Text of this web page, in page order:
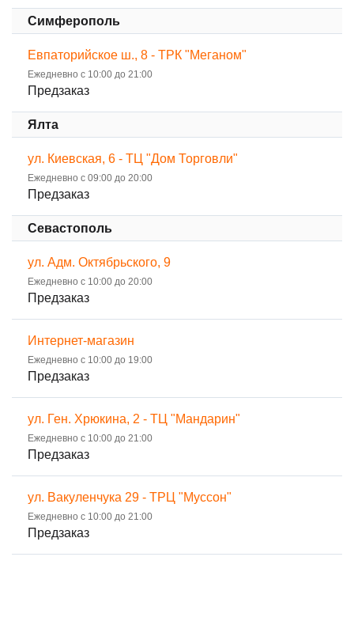
Симферополь
Евпаторийское ш., 8 - ТРК "Меганом"
Ежедневно с 10:00 до 21:00
Предзаказ
Ялта
ул. Киевская, 6 - ТЦ "Дом Торговли"
Ежедневно с 09:00 до 20:00
Предзаказ
Севастополь
ул. Адм. Октябрьского, 9
Ежедневно с 10:00 до 20:00
Предзаказ
Интернет-магазин
Ежедневно с 10:00 до 19:00
Предзаказ
ул. Ген. Хрюкина, 2 - ТЦ "Мандарин"
Ежедневно с 10:00 до 21:00
Предзаказ
ул. Вакуленчука 29 - ТРЦ "Муссон"
Ежедневно с 10:00 до 21:00
Предзаказ